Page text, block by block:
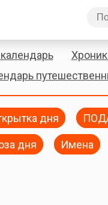
дня
дня Имена